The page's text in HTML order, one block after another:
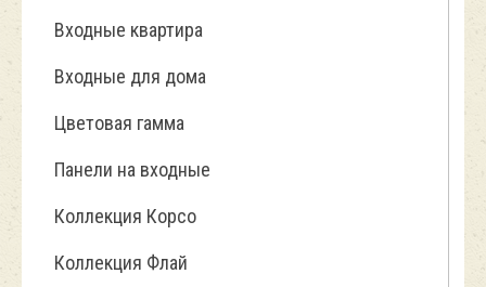
Входные квартира
Входные для дома
Цветовая гамма
Панели на входные
Коллекция Корсо
Коллекция Флай